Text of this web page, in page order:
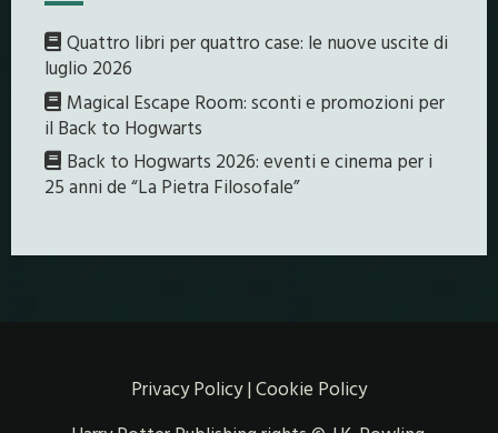
Quattro libri per quattro case: le nuove uscite di
luglio 2026
Magical Escape Room: sconti e promozioni per
il Back to Hogwarts
Back to Hogwarts 2026: eventi e cinema per i
25 anni de “La Pietra Filosofale”
Privacy Policy| Cookie Policy